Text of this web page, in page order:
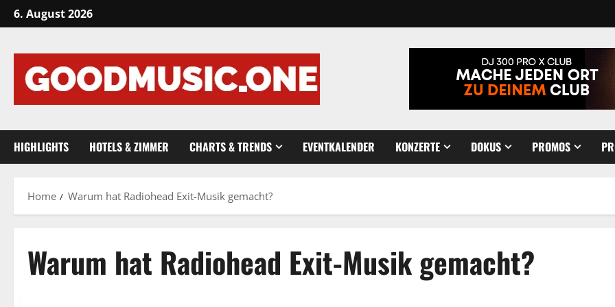
Skip
to
6. August 2026
HIGHLIGHTS HOTELS & ZIMMER CHARTS & TRENDS EVENTKALENDER KONZERTE DOKUS PROMOS
Home Warum hat Radiohead Exit-Musik gemacht?
Warum hat Radiohead Exit-Musik gemacht?